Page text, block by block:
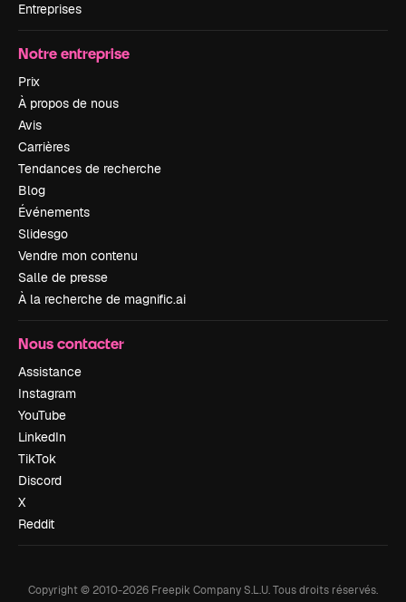
Entreprises
Notre entreprise
Prix
À propos de nous
Avis
Carrières
Tendances de recherche
Blog
Événements
Slidesgo
Vendre mon contenu
Salle de presse
À la recherche de magnific.ai
Nous contacter
Assistance
Instagram
YouTube
LinkedIn
TikTok
Discord
X
Reddit
Copyright © 2010-2026 Freepik Company S.L.U.Tous droits réservés.